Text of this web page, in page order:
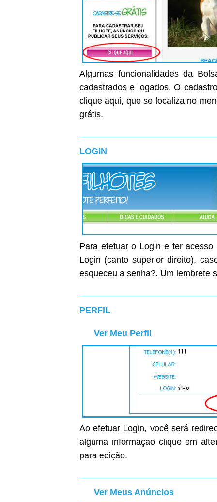
Algumas funcionalidades da
cadastrados e logados. O
clique aqui, que se localiza no
grátis.
LOGIN
Para efetuar o Login e ter
Login (canto superior direito),
esqueceu a senha?. Um
PERFIL
Ver Meu Perfil
Ao efetuar Login, você será
alguma informação clique em
para edição.
Ver Meus Anúncios